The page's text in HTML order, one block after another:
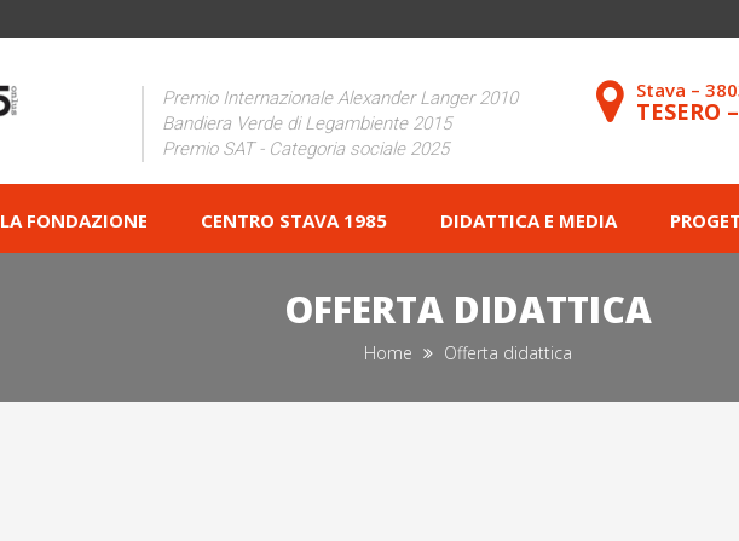
Premio Internazionale Alexander Langer 2010
Bandiera Verde di Legambiente 2015
Premio SAT - Categoria sociale 2025
Stava –
TESERO
LA FONDAZIONE CENTRO STAVA 1985 DIDATTICA E MEDIA
OFFERTA DIDATTICA
Home Offerta didattica